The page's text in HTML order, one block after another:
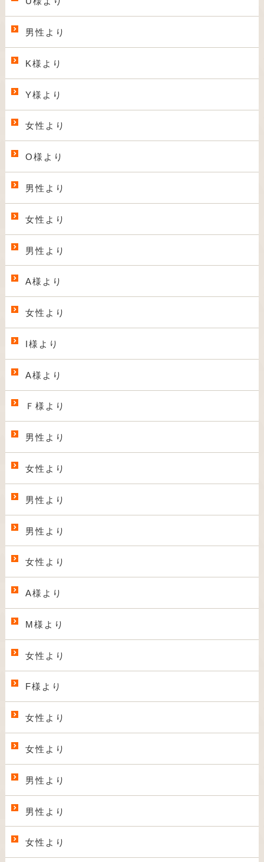
男性より
K様より
Y様より
女性より
O様より
男性より
女性より
男性より
A様より
女性より
I様より
A様より
Ｆ様より
男性より
女性より
男性より
男性より
女性より
A様より
M様より
女性より
F様より
女性より
女性より
男性より
男性より
女性より